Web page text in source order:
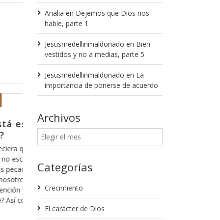
más orar pa’dentro no
acerca de la revelación de
que Dios usa para mostrarnos
ocultos sino profundos de la
nos vamos familiarizando con ella,
permite Dios ver en cada versículo y
más claro nos queda cada mensaje y
Febrero 13, 2018
tema, pero creo
Analia en Dejemos que Dios nos
hable, parte 1
Jesusmedellinmaldonado en Bien
vestidos y no a medias, parte 5
Jesusmedellinmaldonado en La
importancia de ponerse de acuerdo
Archivos
Categorías
Crecimiento
El carácter de Dios